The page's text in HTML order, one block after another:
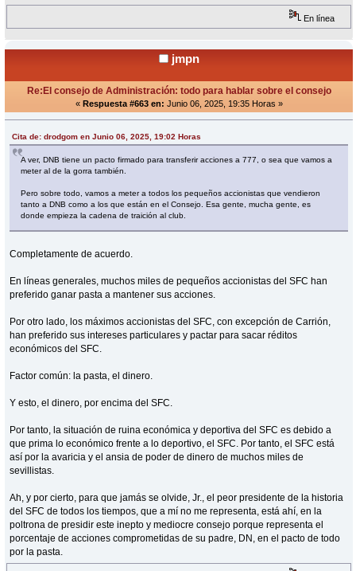
En línea
jmpn
Re:El consejo de Administración: todo para hablar sobre el consejo
« Respuesta #663 en: Junio 06, 2025, 19:35 Horas »
Cita de: drodgom en Junio 06, 2025, 19:02 Horas
A ver, DNB tiene un pacto firmado para transferir acciones a 777, o sea que vamos a
meter al de la gorra también.
Pero sobre todo, vamos a meter a todos los pequeños accionistas que vendieron
tanto a DNB como a los que están en el Consejo. Esa gente, mucha gente, es
donde empieza la cadena de traición al club.
Completamente de acuerdo.
En líneas generales, muchos miles de pequeños accionistas del SFC han
preferido ganar pasta a mantener sus acciones.
Por otro lado, los máximos accionistas del SFC, con excepción de Carrión,
han preferido sus intereses particulares y pactar para sacar réditos
económicos del SFC.
Factor común: la pasta, el dinero.
Y esto, el dinero, por encima del SFC.
Por tanto, la situación de ruina económica y deportiva del SFC es debido a
que prima lo económico frente a lo deportivo, el SFC. Por tanto, el SFC está
así por la avaricia y el ansia de poder de dinero de muchos miles de
sevillistas.
Ah, y por cierto, para que jamás se olvide, Jr., el peor presidente de la historia
del SFC de todos los tiempos, que a mí no me representa, está ahí, en la
poltrona de presidir este inepto y mediocre consejo porque representa el
porcentaje de acciones comprometidas de su padre, DN, en el pacto de todo
por la pasta.